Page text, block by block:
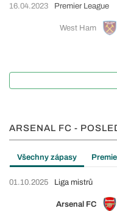
16.04.2023
West Ham
Premier League
ARSENAL FC -
Všechny zápasy
01.10.2025
Arsenal FC
Liga mistrů